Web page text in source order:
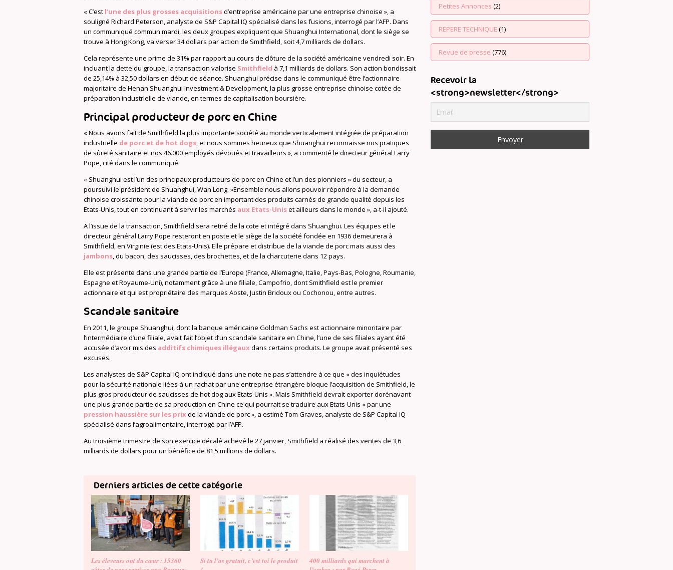
« C’est l’une des plus grosses acquisitionsd’entreprise américaine par une entreprise chinoise », a
souligné Richard Peterson, analyste de S&P Capital IQ spécialisé dans les fusions, interrogé par l’AFP. Dans
un communiqué commun mardi, les deux groupes expliquent que Shuanghui International, dont le siège se
trouve à Hong Kong, va verser 34 dollars par action de Smithfield, soit 4,7 milliards de dollars.
Cela représente une prime de 31% par rapport au cours de clôture de la société américaine vendredi soir. En
incluant la dette du groupe, la transaction valorise Smithfield à 7,1 milliards de dollars. Son action bondissait
de 25,14% à 32,50 dollars en début de séance. Shuanghui précise dans le communiqué être l’actionnaire
majoritaire de Henan Shuanghui Investment & Development, la plus grosse entreprise chinoise cotée de
préparation industrielle de viande, en termes de capitalisation boursière.
Principal producteur de porc en Chine
« Nous avons fait de Smithfield la plus importante société au monde verticalement intégrée de préparation
industrielle de porc et de hot dogs, et nous sommes heureux que Shuanghui reconnaisse nos pratiques
de sûreté sanitaire et nos 46.000 employés dévoués et travailleurs », a commenté le directeur général Larry
Pope, cité dans le communiqué.
« Shuanghui est l’un des principaux producteurs de porc en Chine et l’un des pionniers » du secteur, a
poursuivi le président de Shuanghui, Wan Long. »Ensemble nous allons pouvoir répondre à la demande
chinoise croissante pour la viande de porc en important des produits carnés de grande qualité depuis les
Etats-Unis, tout en continuant à servir les marchés aux Etats-Uniset ailleurs dans le monde », a-t-il ajouté.
A l’issue de la transaction, Smithfield sera retiré de la cote et intégré dans Shuanghui. Les équipes et le
directeur général Larry Pope resteront en poste et le siège de la société fondée en 1936 demeurera à
Smithfield, en Virginie (est des Etats-Unis). Elle prépare et distribue de la viande de porc mais aussi des
jambons, du bacon, des saucisses, des brochettes, et de la charcuterie dans 12 pays.
Elle est présente dans une grande partie de l’Europe (France, Allemagne, Italie, Pays-Bas, Pologne, Roumanie,
Espagne et Royaume-Uni), notamment grâce à une filiale, Campofrio, dont Smithfield est le premier
actionnaire et qui est propriétaire des marques Aoste, Justin Bridoux ou Cochonou, entre autres.
Scandale sanitaire
En 2011, le groupe Shuanghui, dont la banque américaine Goldman Sachs est actionnaire minoritaire par
l’intermédiaire d’une filiale, avait fait l’objet d’un scandale sanitaire en Chine, l’une de ses filiales ayant été
accusée d’avoir mis des additifs chimiques illégaux dans certains produits. Le groupe avait présenté ses
excuses.
Les analystes de S&P Capital IQ ont indiqué dans une note ne pas s’attendre à ce que « des inquiétudes
pour la sécurité nationale liées à un rachat par une entreprise étrangère bloque l’acquisition de Smithfield, le
plus gros producteur de saucisses de hot dog aux Etats-Unis ». Mais Smithfield devrait exporter dorénavant
une plus grande partie de sa production en Chine ce qui pourrait se traduire aux Etats-Unis « par une
pression haussière sur les prix de la viande de porc », a estimé Tom Graves, analyste de S&P Capital IQ
spécialisé dans l’agroalimentaire, interrogé par l’AFP.
Au troisième trimestre de son exercice décalé achevé le 27 janvier, Smithfield a réalisé des ventes de 3,6
milliards de dollars pour un bénéfice de 81,5 millions de dollars.
Derniers articles de cette catégorie
Les éleveurs ont du cœur : 15360
Si tu l’as gratuit, c’est toi le produit
400 milliards qui marchent à
Petites Annonces (2)
REPERE TECHNIQUE (1)
Revue de presse (776)
Recevoir la
<strong>newsletter</strong>